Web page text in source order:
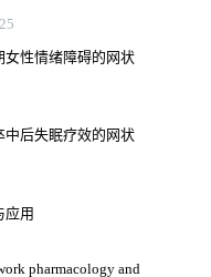
女性情绪障碍的网状
后失眠疗效的网状
应用
pharmacology and